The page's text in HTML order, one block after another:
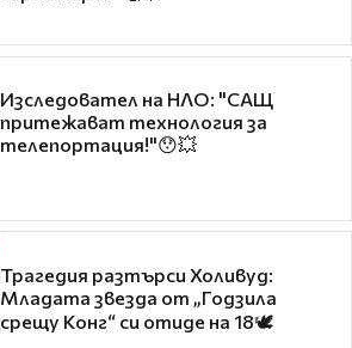
Изследовател на НЛО: "САЩ
притежават технология за
телепортация!"😯💥
Трагедия разтърси Холивуд:
Младата звезда от „Годзила
срещу Конг“ си отиде на 18🕊️